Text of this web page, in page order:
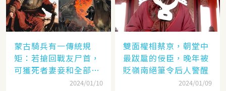
蒙古騎兵有一傳統規
矩：若搶回戰友尸首，
可獲死者妻妾和全部牲
2024/01/10
雙面權相蔡京，朝堂中
最跋扈的佞臣，晚年被
貶嶺南絕筆令后人警醒
2024/01/09